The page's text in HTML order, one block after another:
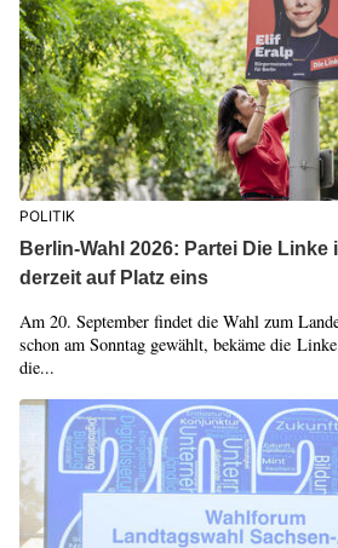
POLITIK
Berlin-Wahl 2026: Partei Die
derzeit auf Platz eins
Am 20. September findet die Wahl zum
schon am Sonntag gewählt, bekäme die
die...